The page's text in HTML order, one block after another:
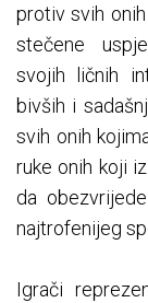
protiv svih
stečene
svojih ličnih
bivših i
svih onih
ruke onih koji
da
najtrofenijeg
Igrači